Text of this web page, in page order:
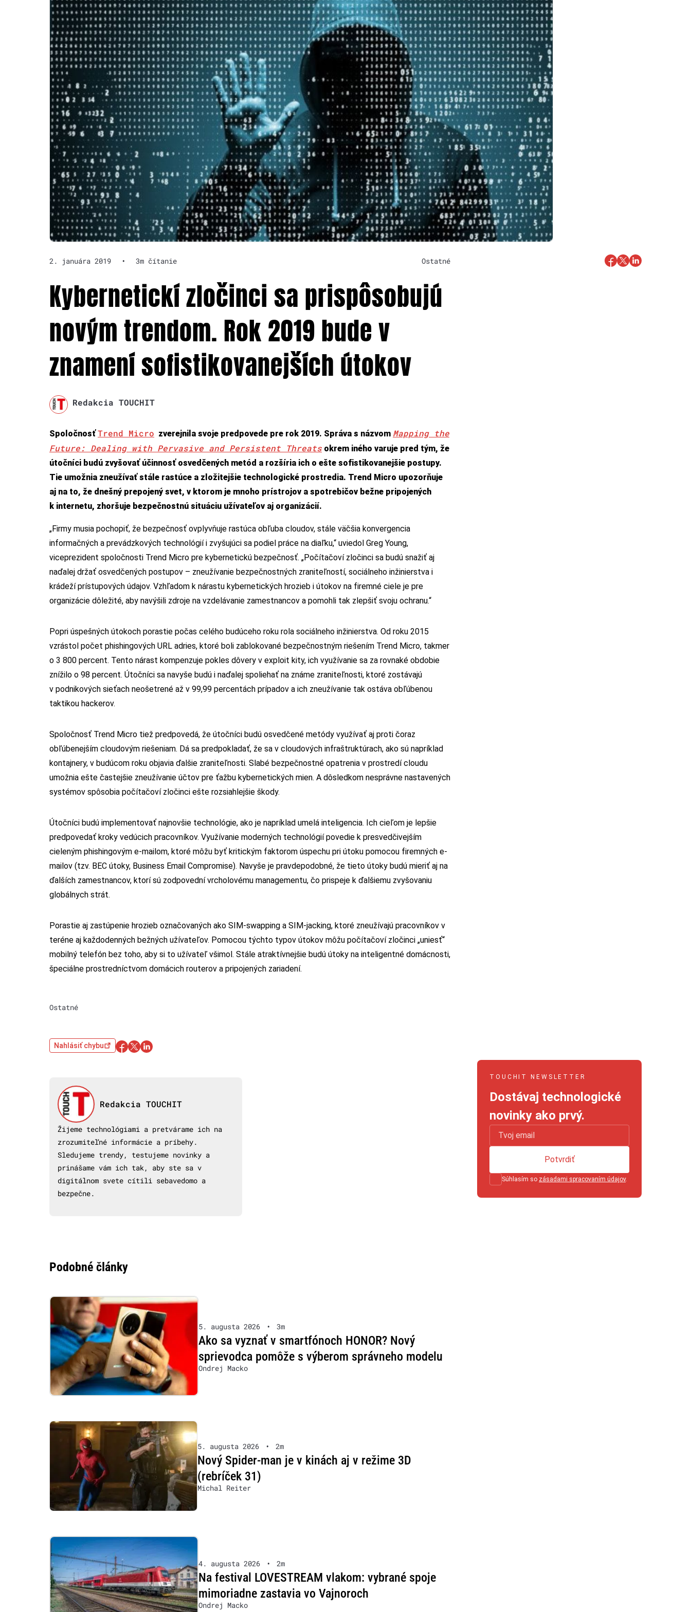
2. januára 2019 • 3m čítanie Ostatné
Kybernetickí zločinci sa prispôsobujú
novým trendom. Rok 2019 bude v
znamení sofistikovanejších útokov
Redakcia TOUCHIT
SpoločnosťTrend Micro zverejnila svoje predpovede pre rok 2019. Správa s názvom Mapping the
Future: Dealing with Pervasive and Persistent Threats okrem iného varuje pred tým, že
útočníci budú zvyšovať účinnosť osvedčených metód a rozšíria ich o ešte sofistikovanejšie postupy.
Tie umožnia zneužívať stále rastúce a zložitejšie technologické prostredia. Trend Micro upozorňuje
aj na to, že dnešný prepojený svet, v ktorom je mnoho prístrojov a spotrebičov bežne pripojených
k internetu, zhoršuje bezpečnostnú situáciu užívateľov aj organizácií.
„Firmy musia pochopiť, že bezpečnosť ovplyvňuje rastúca obľuba cloudov, stále väčšia konvergencia
informačných a prevádzkových technológií i zvyšujúci sa podiel práce na diaľku,“ uviedol Greg Young,
viceprezident spoločnosti Trend Micro pre kybernetickú bezpečnosť. „Počítačoví zločinci sa budú snažiť aj
naďalej držať osvedčených postupov – zneužívanie bezpečnostných zraniteľností, sociálneho inžinierstva i
krádeží prístupových údajov. Vzhľadom k nárastu kybernetických hrozieb i útokov na firemné ciele je pre
organizácie dôležité, aby navýšili zdroje na vzdelávanie zamestnancov a pomohli tak zlepšiť svoju ochranu.“
Popri úspešných útokoch porastie počas celého budúceho roku rola sociálneho inžinierstva. Od roku 2015
vzrástol počet phishingových URL adries, ktoré boli zablokované bezpečnostným riešením Trend Micro, takmer
o 3 800 percent. Tento nárast kompenzuje pokles dôvery v exploit kity, ich využívanie sa za rovnaké obdobie
znížilo o 98 percent. Útočníci sa navyše budú i naďalej spoliehať na známe zraniteľnosti, ktoré zostávajú
v podnikových sieťach neošetrené až v 99,99 percentách prípadov a ich zneužívanie tak ostáva obľúbenou
taktikou hackerov.
Spoločnosť Trend Micro tiež predpovedá, že útočníci budú osvedčené metódy využívať aj proti čoraz
obľúbenejším cloudovým riešeniam. Dá sa predpokladať, že sa v cloudových infraštruktúrach, ako sú napríklad
kontajnery, v budúcom roku objavia ďalšie zraniteľnosti. Slabé bezpečnostné opatrenia v prostredí cloudu
umožnia ešte častejšie zneužívanie účtov pre ťažbu kybernetických mien. A dôsledkom nesprávne nastavených
systémov spôsobia počítačoví zločinci ešte rozsiahlejšie škody.
Útočníci budú implementovať najnovšie technológie, ako je napríklad umelá inteligencia. Ich cieľom je lepšie
predpovedať kroky vedúcich pracovníkov. Využívanie moderných technológií povedie k presvedčivejším
cieleným phishingovým e-mailom, ktoré môžu byť kritickým faktorom úspechu pri útoku pomocou firemných e-
mailov (tzv. BEC útoky, Business Email Compromise). Navyše je pravdepodobné, že tieto útoky budú mieriť aj na
ďalších zamestnancov, ktorí sú zodpovední vrcholovému managementu, čo prispeje k ďalšiemu zvyšovaniu
globálnych strát.
Porastie aj zastúpenie hrozieb označovaných ako SIM-swapping a SIM-jacking, ktoré zneužívajú pracovníkov v
teréne aj každodenných bežných užívateľov. Pomocou týchto typov útokov môžu počítačoví zločinci „uniesť“
mobilný telefón bez toho, aby si to užívateľ všimol. Stále atraktívnejšie budú útoky na inteligentné domácnosti,
špeciálne prostredníctvom domácich routerov a pripojených zariadení.
Ostatné
Nahlásiť chybu
Redakcia TOUCHIT
Žijeme technológiami a pretvárame ich na
zrozumiteľné informácie a príbehy.
Sledujeme trendy, testujeme novinky a
prinášame vám ich tak, aby ste sa v
digitálnom svete cítili sebavedomo a
bezpečne.
Podobné články
5. augusta 2026 • 3m
Ako sa vyznať v smartfónoch HONOR? Nový
sprievodca pomôže s výberom správneho modelu
Ondrej Macko
5. augusta 2026 • 2m
Nový Spider-man je v kinách aj v režime 3D
(rebríček 31)
Michal Reiter
4. augusta 2026 • 2m
Na festival LOVESTREAM vlakom: vybrané spoje
mimoriadne zastavia vo Vajnoroch
Ondrej Macko
TOUCHIT NEWSLETTER
Dostávaj technologické
novinky ako prvý.
Súhlasím so zásadami spracovaním údajov.
Potvrdiť